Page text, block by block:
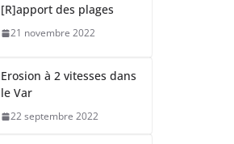
[R]apport des plages
21 novembre 2022
Erosion à 2 vitesses dans
le Var
22 septembre 2022